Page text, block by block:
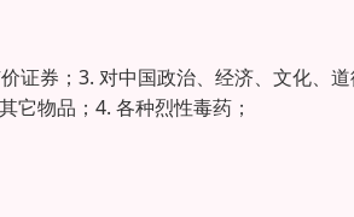
证券；3. 对中国政治、经济、文化、
它物品；4. 各种烈性毒药；